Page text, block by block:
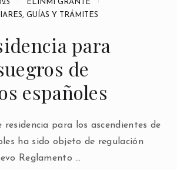
ELINMI GRANTE
, GUÍAS Y TRÁMITES
para
de
españoles
residencia para los ascendientes de
ha sido objeto de regulación
Reglamento …